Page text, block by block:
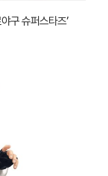
구 슈퍼스타즈’